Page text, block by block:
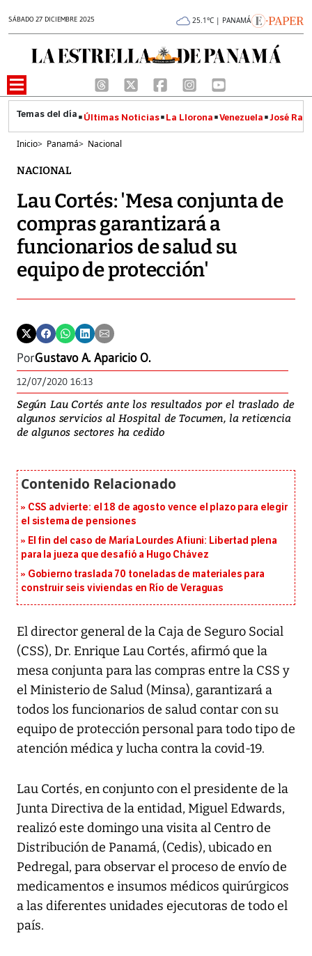
SÁBADO 27 DICIEMBRE 2025 25.1°C | PANAMÁ
Últimas Noticias La Llorona Venezuela José
Inicio> Panamá> Nacional
NACIONAL
Lau Cortés: 'Mesa conjunta de
compras garantizará a
funcionarios de salud su
equipo de protección'
PorGustavo A. Aparicio O.
12/07/2020 16:13
Según Lau Cortés ante los resultados por el traslado de
algunos servicios al Hospital de Tocumen, la reticencia
de algunos sectores ha cedido
CSS advierte: el 18 de agosto vence el plazo para elegir
el sistema de pensiones
El fin del caso de María Lourdes Afiuni: Libertad plena
para la jueza que desafió a Hugo Chávez
Gobierno traslada 70 toneladas de materiales para
construir seis viviendas en Río de Veraguas
El director general de la Caja de Seguro Social
(CSS), Dr. Enrique Lau Cortés, afirmó que la
mesa conjunta para las compras entre la CSS y
el Ministerio de Salud (Minsa), garantizará a
todos los funcionarios de salud contar con su
equipo de protección personal para todo tipo de
atención médica y lucha contra la covid-19.
Lau Cortés, en conjunto con el presidente de la
Junta Directiva de la entidad, Miguel Edwards,
realizó este domingo una visita al Centro de
Distribución de Panamá, (Cedis), ubicado en
Pedregal, para observar el proceso de envío de
medicamentos e insumos médicos quirúrgicos
a las diferentes unidades ejecutoras de todo el
país.